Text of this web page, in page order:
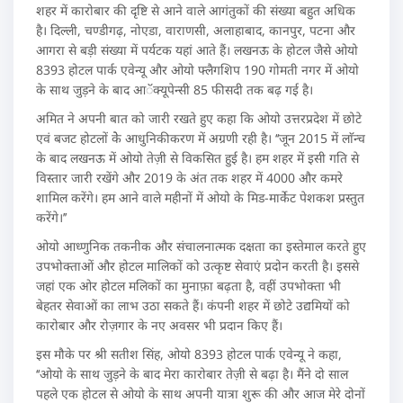
शहर में कारोबार की दृष्टि से आने वाले आगंतुकों की संख्या बहुत अधिक
है। दिल्ली, चण्डीगढ़, नोएडा, वाराणसी, अलाहाबाद, कानपुर, पटना और
आगरा से बड़ी संख्या में पर्यटक यहां आते हैं। लखनऊ के होटल जैसे ओयो
8393 होटल पार्क एवेन्यू और ओयो फ्लैगशिप 190 गोमती नगर में ओयो
के साथ जुड़ने के बाद आॅक्यूपेन्सी 85 फीसदी तक बढ़ गई है।
अमित ने अपनी बात को जारी रखते हुए कहा कि ओयो उत्तरप्रदेश में छोटे
एवं बजट होटलों केे आधुनिकीकरण में अग्रणी रही है। ‘‘जून 2015 में लाॅन्च
के बाद लखनऊ में ओयो तेज़ी से विकसित हुई है। हम शहर में इसी गति से
विस्तार जारी रखेंगे और 2019 के अंत तक शहर में 4000 और कमरे
शामिल करेंगे। हम आने वाले महीनों में ओयो के मिड-मार्केट पेशकश प्रस्तुत
करेंगे।’’
ओयो आध्णुनिक तकनीक और संचालनात्मक दक्षता का इस्तेमाल करते हुए
उपभोक्ताओं और होटल मालिकों को उत्कृष्ट सेवाएं प्रदोन करती है। इससे
जहां एक ओर होटल मलिकों का मुनाफ़ा बढ़ता है, वहीं उपभोक्ता भी
बेहतर सेवाओं का लाभ उठा सकते हैं। कंपनी शहर में छोटे उद्यमियों को
कारोबार और रोज़गार के नए अवसर भी प्रदान किए हैं।
इस मौके पर श्री सतीश सिंह, ओयो 8393 होटल पार्क एवेन्यू ने कहा,
‘‘ओयो के साथ जुड़ने के बाद मेरा कारोबार तेज़ी से बढ़ा है। मैंने दो साल
पहले एक होटल से ओयो के साथ अपनी यात्रा शुरू की और आज मेरे दोनों